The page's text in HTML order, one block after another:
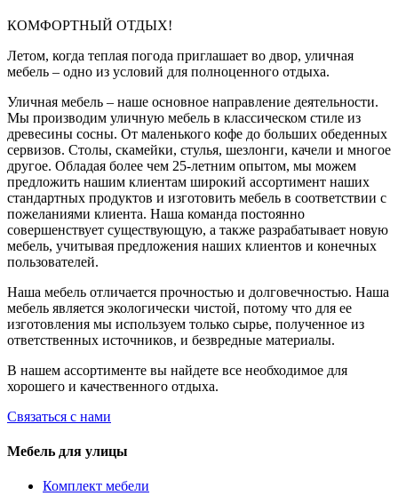
КОМФОРТНЫЙ ОТДЫХ!
Летом, когда теплая погода приглашает во двор, уличная
мебель – одно из условий для полноценного отдыха.
Уличная мебель – наше основное направление деятельности.
Мы производим уличную мебель в классическом стиле из
древесины сосны. От маленького кофе до больших обеденных
сервизов. Столы, скамейки, стулья, шезлонги, качели и многое
другое. Обладая более чем 25-летним опытом, мы можем
предложить нашим клиентам широкий ассортимент наших
стандартных продуктов и изготовить мебель в соответствии с
пожеланиями клиента. Наша команда постоянно
совершенствует существующую, а также разрабатывает новую
мебель, учитывая предложения наших клиентов и конечных
пользователей.
Наша мебель отличается прочностью и долговечностью. Наша
мебель является экологически чистой, потому что для ее
изготовления мы используем только сырье, полученное из
ответственных источников, и безвредные материалы.
В нашем ассортименте вы найдете все необходимое для
хорошего и качественного отдыха.
Связаться с нами
Мебель для улицы
Комплект мебели